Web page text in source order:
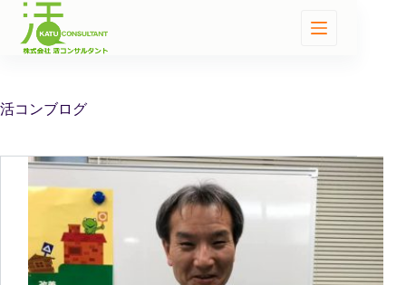
活コンブログ